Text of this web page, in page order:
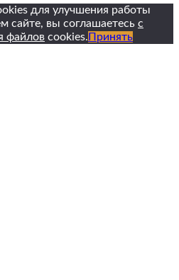
для улучшения работы
сайте, вы соглашаетесь с
файлов cookies. Принять